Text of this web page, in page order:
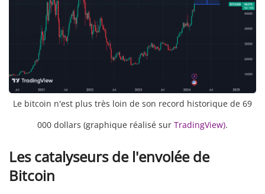
Le bitcoin n'est plus très loin de son record historique de 69
000 dollars (graphique réalisé sur TradingView).
Les catalyseurs de l'envolée de
Bitcoin